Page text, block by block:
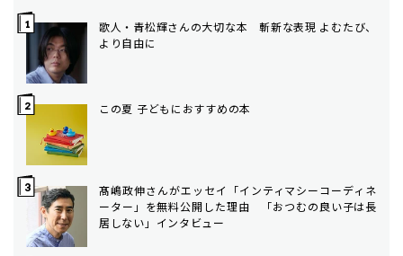
歌人・青松輝さんの大切な本 斬新な表現 よむたび、
より自由に
この夏 子どもにおすすめの本
髙嶋政伸さんがエッセイ「インティマシーコーディネ
ーター」を無料公開した理由 「おつむの良い子は長
居しない」インタビュー